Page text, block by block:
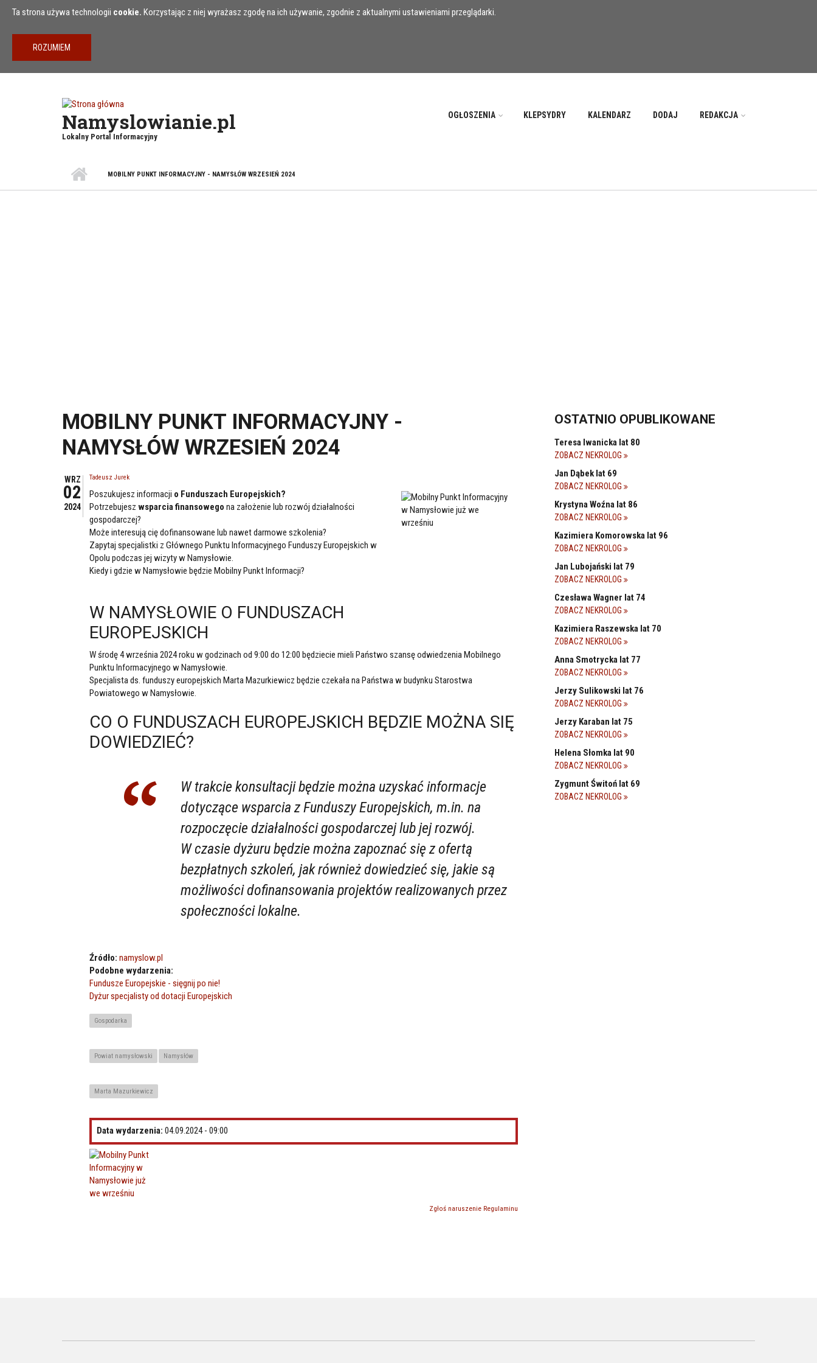
Przejdź do treści
Ta strona używa technologii cookie. Korzystając z niej wyrażasz zgodę na ich używanie, zgodnie z aktualnymi ustawieniami przeglądarki.
Namyslowianie.pl
Lokalny Portal Informacyjny
OGŁOSZENIA KLEPSYDRY KALENDARZ DODAJ REDAKCJA
MOBILNY PUNKT INFORMACYJNY - NAMYSŁÓW WRZESIEŃ 2024
MOBILNY PUNKT INFORMACYJNY -
NAMYSŁÓW WRZESIEŃ 2024
WRZ
02
2024
Tadeusz Jurek
Poszukujesz informacji o Funduszach Europejskich?
Potrzebujesz wsparcia finansowego na założenie lub rozwój działalności
gospodarczej?
Może interesują cię dofinansowane lub nawet darmowe szkolenia?
Zapytaj specjalistki z Głównego Punktu Informacyjnego Funduszy Europejskich w
Opolu podczas jej wizyty w Namysłowie.
Kiedy i gdzie w Namysłowie będzie Mobilny Punkt Informacji?
W NAMYSŁOWIE O FUNDUSZACH
EUROPEJSKICH
W środę 4 września 2024 roku w godzinach od 9:00 do 12:00 będziecie mieli Państwo szansę odwiedzenia Mobilnego
Punktu Informacyjnego w Namysłowie.
Specjalista ds. funduszy europejskich Marta Mazurkiewicz będzie czekała na Państwa w budynku Starostwa
Powiatowego w Namysłowie.
CO O FUNDUSZACH EUROPEJSKICH BĘDZIE MOŻNA SIĘ
DOWIEDZIEĆ?
W trakcie konsultacji będzie można uzyskać informacje
dotyczące wsparcia z Funduszy Europejskich, m.in. na
rozpoczęcie działalności gospodarczej lub jej rozwój.
W czasie dyżuru będzie można zapoznać się z ofertą
bezpłatnych szkoleń, jak również dowiedzieć się, jakie są
możliwości dofinansowania projektów realizowanych przez
społeczności lokalne.
Źródło: namyslow.pl
Podobne wydarzenia:
Fundusze Europejskie - sięgnij po nie!
Dyżur specjalisty od dotacji Europejskich
Gospodarka
Powiat namysłowski Namysłów
Marta Mazurkiewicz
Data wydarzenia: 04.09.2024 - 09:00
Zgłoś naruszenie Regulaminu
OSTATNIO OPUBLIKOWANE
Teresa Iwanicka lat 80
ZOBACZ NEKROLOG
Jan Dąbek lat 69
ZOBACZ NEKROLOG
Krystyna Woźna lat 86
ZOBACZ NEKROLOG
Kazimiera Komorowska lat 96
ZOBACZ NEKROLOG
Jan Lubojański lat 79
ZOBACZ NEKROLOG
Czesława Wagner lat 74
ZOBACZ NEKROLOG
Kazimiera Raszewska lat 70
ZOBACZ NEKROLOG
Anna Smotrycka lat 77
ZOBACZ NEKROLOG
Jerzy Sulikowski lat 76
ZOBACZ NEKROLOG
Jerzy Karaban lat 75
ZOBACZ NEKROLOG
Helena Słomka lat 90
ZOBACZ NEKROLOG
Zygmunt Świtoń lat 69
ZOBACZ NEKROLOG